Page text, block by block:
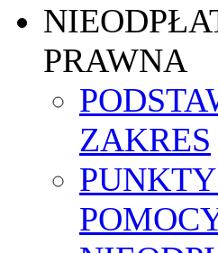
PRAWNA
ZAKRES